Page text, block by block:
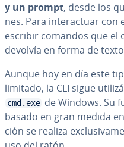
y un prompt, desde los
nes. Para in­ter­ac­tuar con
escribir comandos que el
devolvía en forma de
Aunque hoy en día este
limitado, la CLI sigue
cmd.exe de Windows. Su
basado en gran medida
ción se realiza